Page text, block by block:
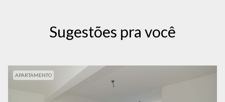
Sugestões pra você
APARTAMENTO